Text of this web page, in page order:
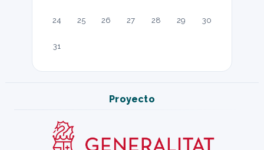
24 25 26 27 28 29 30
31
Proyecto